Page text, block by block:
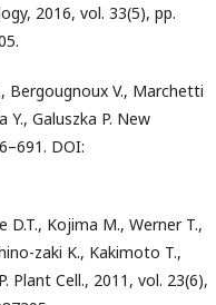
2016, vol. 33(5), pp.
Bergougnoux V., Marchetti
Y., Galuszka P. New
DOI:
D.T., Kojima M., Werner T.,
zaki K., Kakimoto T.,
Plant Cell., 2011, vol. 23(6),